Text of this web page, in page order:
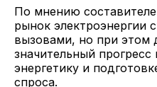
По мнению
рынок электроэнергии
вызовами, но при этом
значительный
энергетику и
спроса.